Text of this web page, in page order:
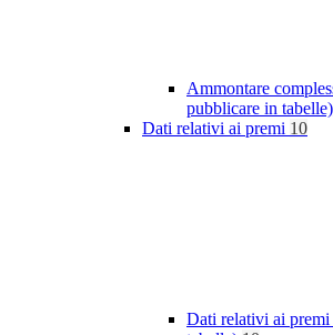
Ammontare
pubblicare in tabelle)
Dati relativi ai premi 10
Dati relativi ai